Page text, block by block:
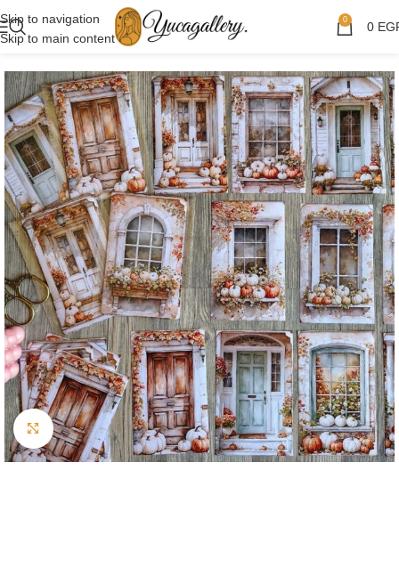
Skip to navigation
Skip to main content
0 0
Click to enlarge